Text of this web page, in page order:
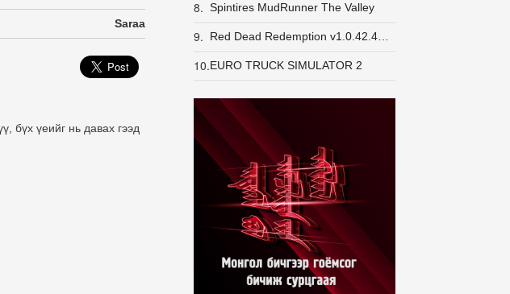
Saraa
бүх үеийг нь давах гээд
8. Spintires MudRunner The Valley
9.
10.EURO TRUCK SIMULATOR 2